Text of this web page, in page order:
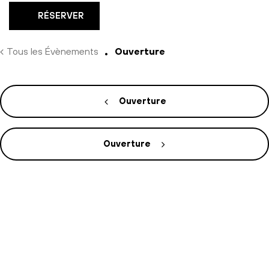
RÉSERVER
Tous les Évènements Ouverture
Ouverture
Ouverture